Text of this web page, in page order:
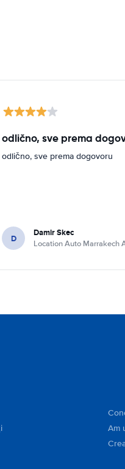
odlično, sve prema
odlično, sve prema dogovoru
D Damir Skec
Location Auto Marrakech
Am